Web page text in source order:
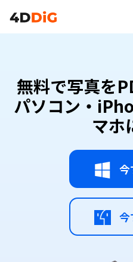
無料で写真を
パソコン・
マホ
今
今